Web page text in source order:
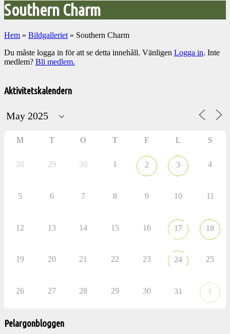
Southern Charm
Hem » Bildgalleriet » Southern Charm
Du måste logga in för att se detta innehåll. Vänligen Logga in. Inte
medlem? Bli medlem.
till
aktiviteter
Aktivitetskalendern
M T O T F L S
28 29 30 1 2 3 4
5 6 7 8 9 10 11
12 13 14 15 16 17 18
19 20 21 22 23 24 25
26 27 28 29 30 31 1
Pelargonbloggen